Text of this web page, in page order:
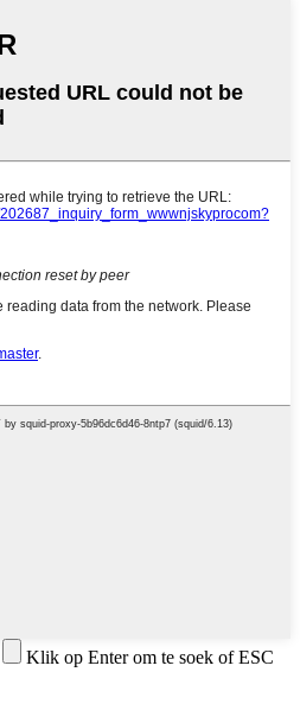
Klik op Enter om te soek of ESC